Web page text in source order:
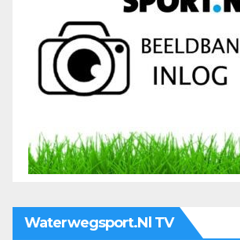
Waterwegsport.nl TV